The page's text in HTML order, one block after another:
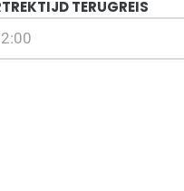
TERUGREIS